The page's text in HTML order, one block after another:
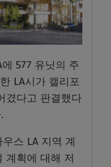
577 유닛의 주
LA시가 캘리포
겼다고 판결했다
스 LA 지역 계
계획에 대해 저